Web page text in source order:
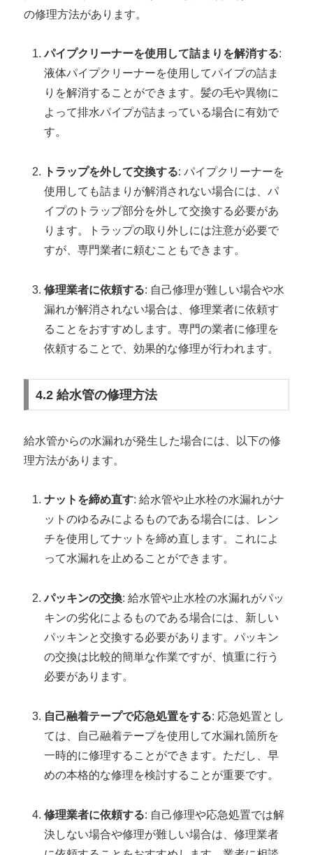
の修理方法があります。
パイプクリーナーを使用して詰まりを解消する:
液体パイプクリーナーを使用してパイプの詰ま
りを解消することができます。髪の毛や異物に
よって排水パイプが詰まっている場合に有効で
す。
トラップを外して交換する: パイプクリーナーを
使用しても詰まりが解消されない場合には、パ
イプのトラップ部分を外して交換する必要があ
ります。トラップの取り外しには注意が必要で
すが、専門業者に頼むこともできます。
修理業者に依頼する: 自己修理が難しい場合や水
漏れが解消されない場合は、修理業者に依頼す
ることをおすすめします。専門の業者に修理を
依頼することで、効果的な修理が行われます。
4.2 給水管の修理方法
給水管からの水漏れが発生した場合には、以下の修
理方法があります。
ナットを締め直す: 給水管や止水栓の水漏れがナ
ットのゆるみによるものである場合には、レン
チを使用してナットを締め直します。これによ
って水漏れを止めることができます。
パッキンの交換: 給水管や止水栓の水漏れがパッ
キンの劣化によるものである場合には、新しい
パッキンと交換する必要があります。パッキン
の交換は比較的簡単な作業ですが、慎重に行う
必要があります。
自己融着テープで応急処置をする: 応急処置とし
ては、自己融着テープを使用して水漏れ箇所を
一時的に修理することができます。ただし、早
めの本格的な修理を検討することが重要です。
修理業者に依頼する: 自己修理や応急処置では解
決しない場合や修理が難しい場合は、修理業者